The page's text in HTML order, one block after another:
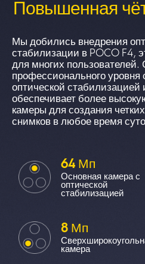
Повышенная
Мы добились внедрения
стабилизации в POCO F4,
для многих
профессионального уровня
оптической стабилизацией
обеспечивает более
камеры для создания
снимков в любое время
64 Мп
Основная камера с
оптической
стабилизацией
8 Мп
камера